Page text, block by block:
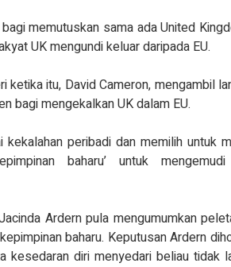
memutuskan sama ada United
UK mengundi keluar daripada EU.
ketika itu, David Cameron, mengambil
bagi mengekalkan UK dalam EU.
peribadi dan memilih untuk
baharu’ untuk
Ardern pula mengumumkan
baharu. Keputusan Ardern
kesedaran diri menyedari beliau tidak